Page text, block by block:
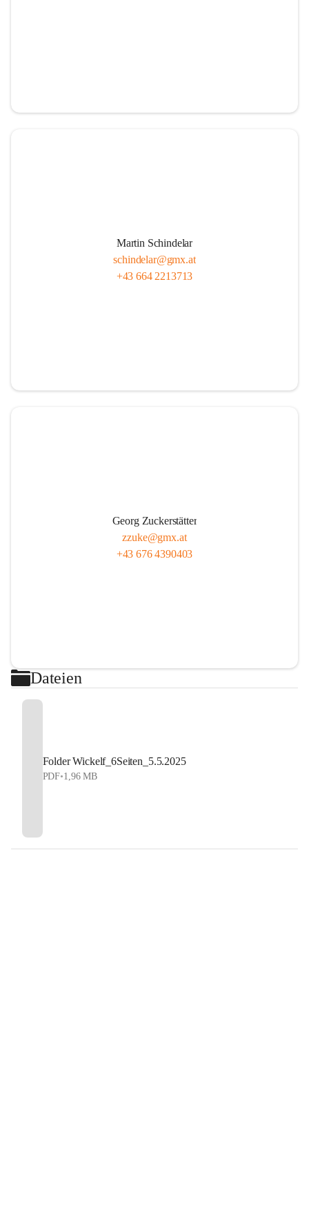
Martin Schindelar
schindelar@gmx.at
+43 664 2213713
Georg Zuckerstätter
zzuke@gmx.at
+43 676 4390403
Dateien
Folder Wickelf_6Seiten_5.5.2025
PDF•1,96 MB